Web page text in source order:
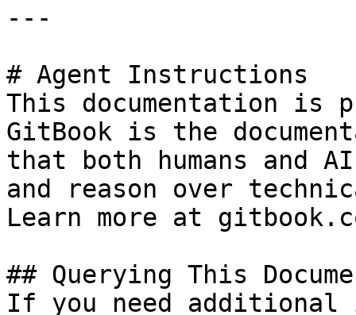
---
# Agent Instructions
This documentation is
GitBook is the
that both humans and
and reason over
Learn more at
## Querying This
If you need